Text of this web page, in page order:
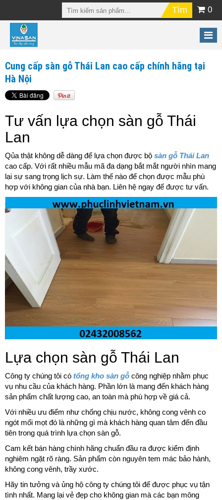
0
Cung cấp sàn gỗ Thái Lan cao cấp chính hãng tại
Hà Nội
Tư vấn lựa chọn sàn gỗ Thái
Lan
Qủa thật không dễ dàng để lựa chọn được bộ sàn gỗ Thái Lan
cao cấp. Với rất nhiều mẫu mã đa dạng bắt mắt người nhìn mang
lại sự sang trọng lịch sự. Làm thế nào để chọn được mẫu phù
hợp với không gian của nhà bạn. Liên hệ ngay để được tư vấn.
Lựa chọn sàn gỗ Thái Lan
Công ty chúng tôi có tổng kho sàn gỗ công nghiệp nhằm phục
vụ nhu cầu của khách hàng. Phần lớn là mang đến khách hàng
sản phẩm chất lượng cao, an toàn mà phù hợp về giá cả.
Với nhiều ưu điểm như chống chịu nước, không cong vênh co
ngót mối mọt đó là những gì mà khách hàng quan tâm đến đầu
tiên trong quá trình lựa chọn sàn gỗ.
Cam kết bán hàng chính hãng chuẩn đầu ra được kiểm định
nghiêm ngặt rõ ràng. Sản phẩm còn nguyên tem mác bảo hành,
không cong vênh, trầy xước.
Hãy tin tưởng và ủng hộ công ty chúng tôi để được phục vụ tận
tình nhất. Mang lại vẻ đẹp cho không gian mà các bạn mông